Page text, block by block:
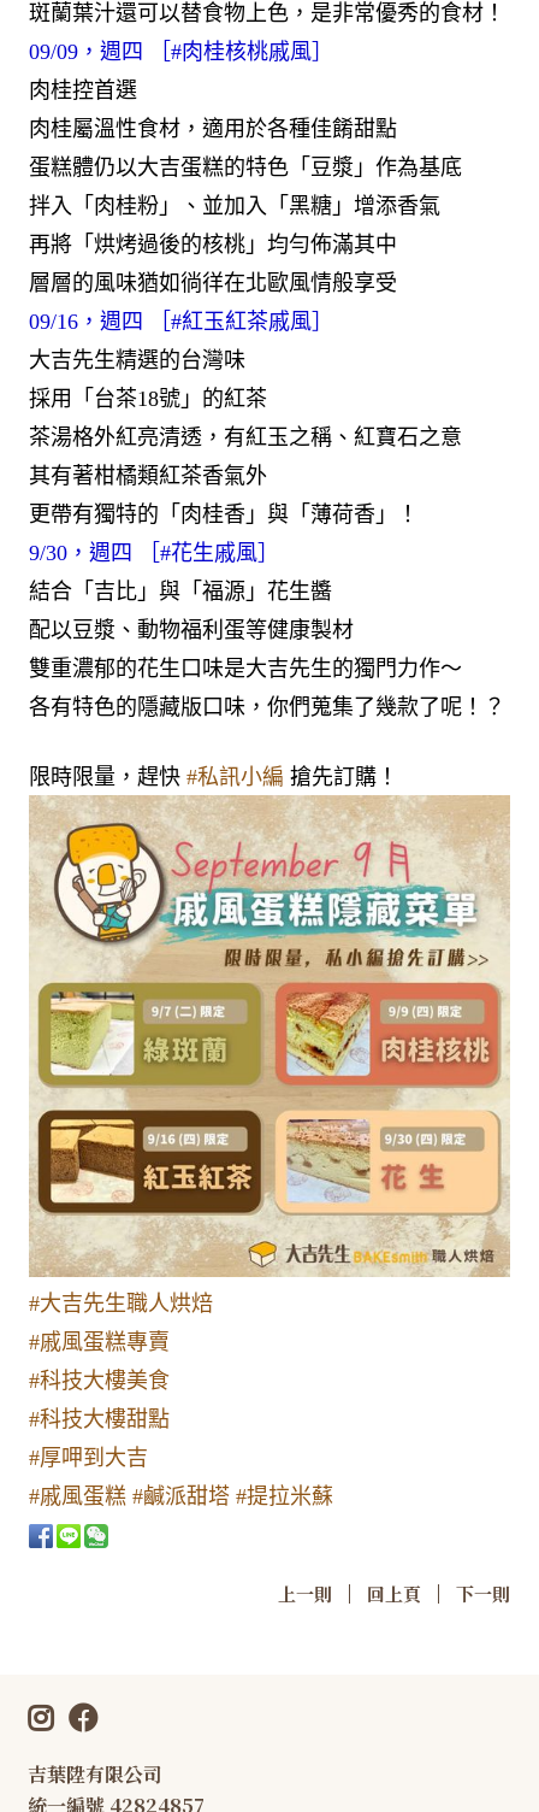
斑蘭葉汁還可以替食物上色，是非常優秀的食材！
09/09，週四 ［ #肉桂核桃戚風］
肉桂控首選
肉桂屬溫性食材，適用於各種佳餚甜點
蛋糕體仍以大吉蛋糕的特色「豆漿」作為基底
拌入「肉桂粉」、並加入「黑糖」增添香氣
再將「烘烤過後的核桃」均勻佈滿其中
層層的風味猶如徜徉在北歐風情般享受
09/16，週四 ［ #紅玉紅茶戚風］
大吉先生精選的台灣味
採用「台茶18號」的紅茶
茶湯格外紅亮清透，有紅玉之稱、紅寶石之意
其有著柑橘類紅茶香氣外
更帶有獨特的「肉桂香」與「薄荷香」！
9/30，週四 ［ #花生戚風］
結合「吉比」與「福源」花生醬
配以豆漿、動物福利蛋等健康製材
雙重濃郁的花生口味是大吉先生的獨門力作～
各有特色的隱藏版口味，你們蒐集了幾款了呢！？
限時限量，趕快 #私訊小編 搶先訂購！
#大吉先生職人烘焙
#戚風蛋糕專賣
#科技大樓美食
#科技大樓甜點
#厚呷到大吉
#戚風蛋糕 #鹹派甜塔 #提拉米蘇
上一則 | 回上頁 |下一則
吉葉陞有限公司
統一編號 42824857